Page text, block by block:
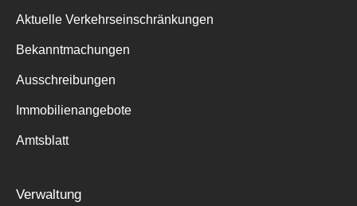
Aktuelle Verkehrseinschränkungen
Bekanntmachungen
Ausschreibungen
Immobilienangebote
Amtsblatt
Verwaltung